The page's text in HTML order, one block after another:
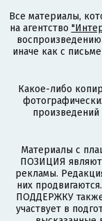
Все материалы,
на агентство
иначе как с
Какое-либо
произведений
Материалы с
ПОЗИЦИЯ
рекламы.
них
ПОДДЕРЖКУ
участвует в